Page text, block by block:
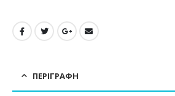
ΠΕΡΙΓΡΑΦΉ